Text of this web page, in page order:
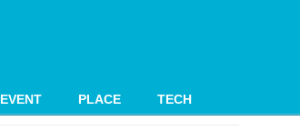
EVENT PLACE TECH